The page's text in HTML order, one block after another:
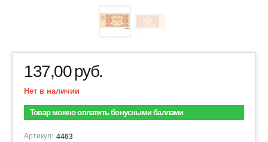
137,00руб.
Нет в наличии
Товар можно оплатить бонусными баллами
Артикул: 4463